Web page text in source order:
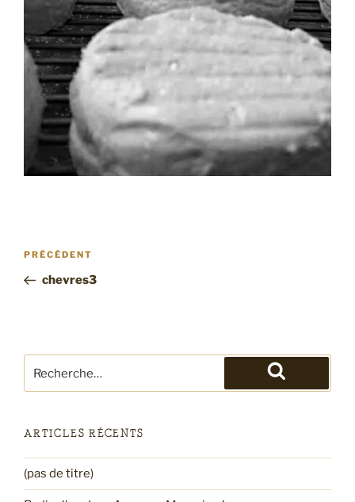
l’article
Article
précédent
PRÉCÉDENT
chevres3
pour
Recherche
ARTICLES RÉCENTS
(pas de titre)